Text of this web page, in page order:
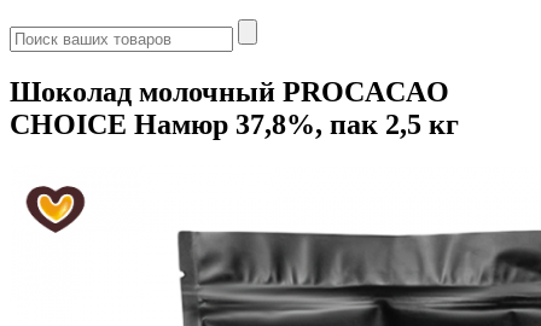
Шоколад молочный PROCACAO
CHOICE Намюр 37,8%, пак 2,5 кг